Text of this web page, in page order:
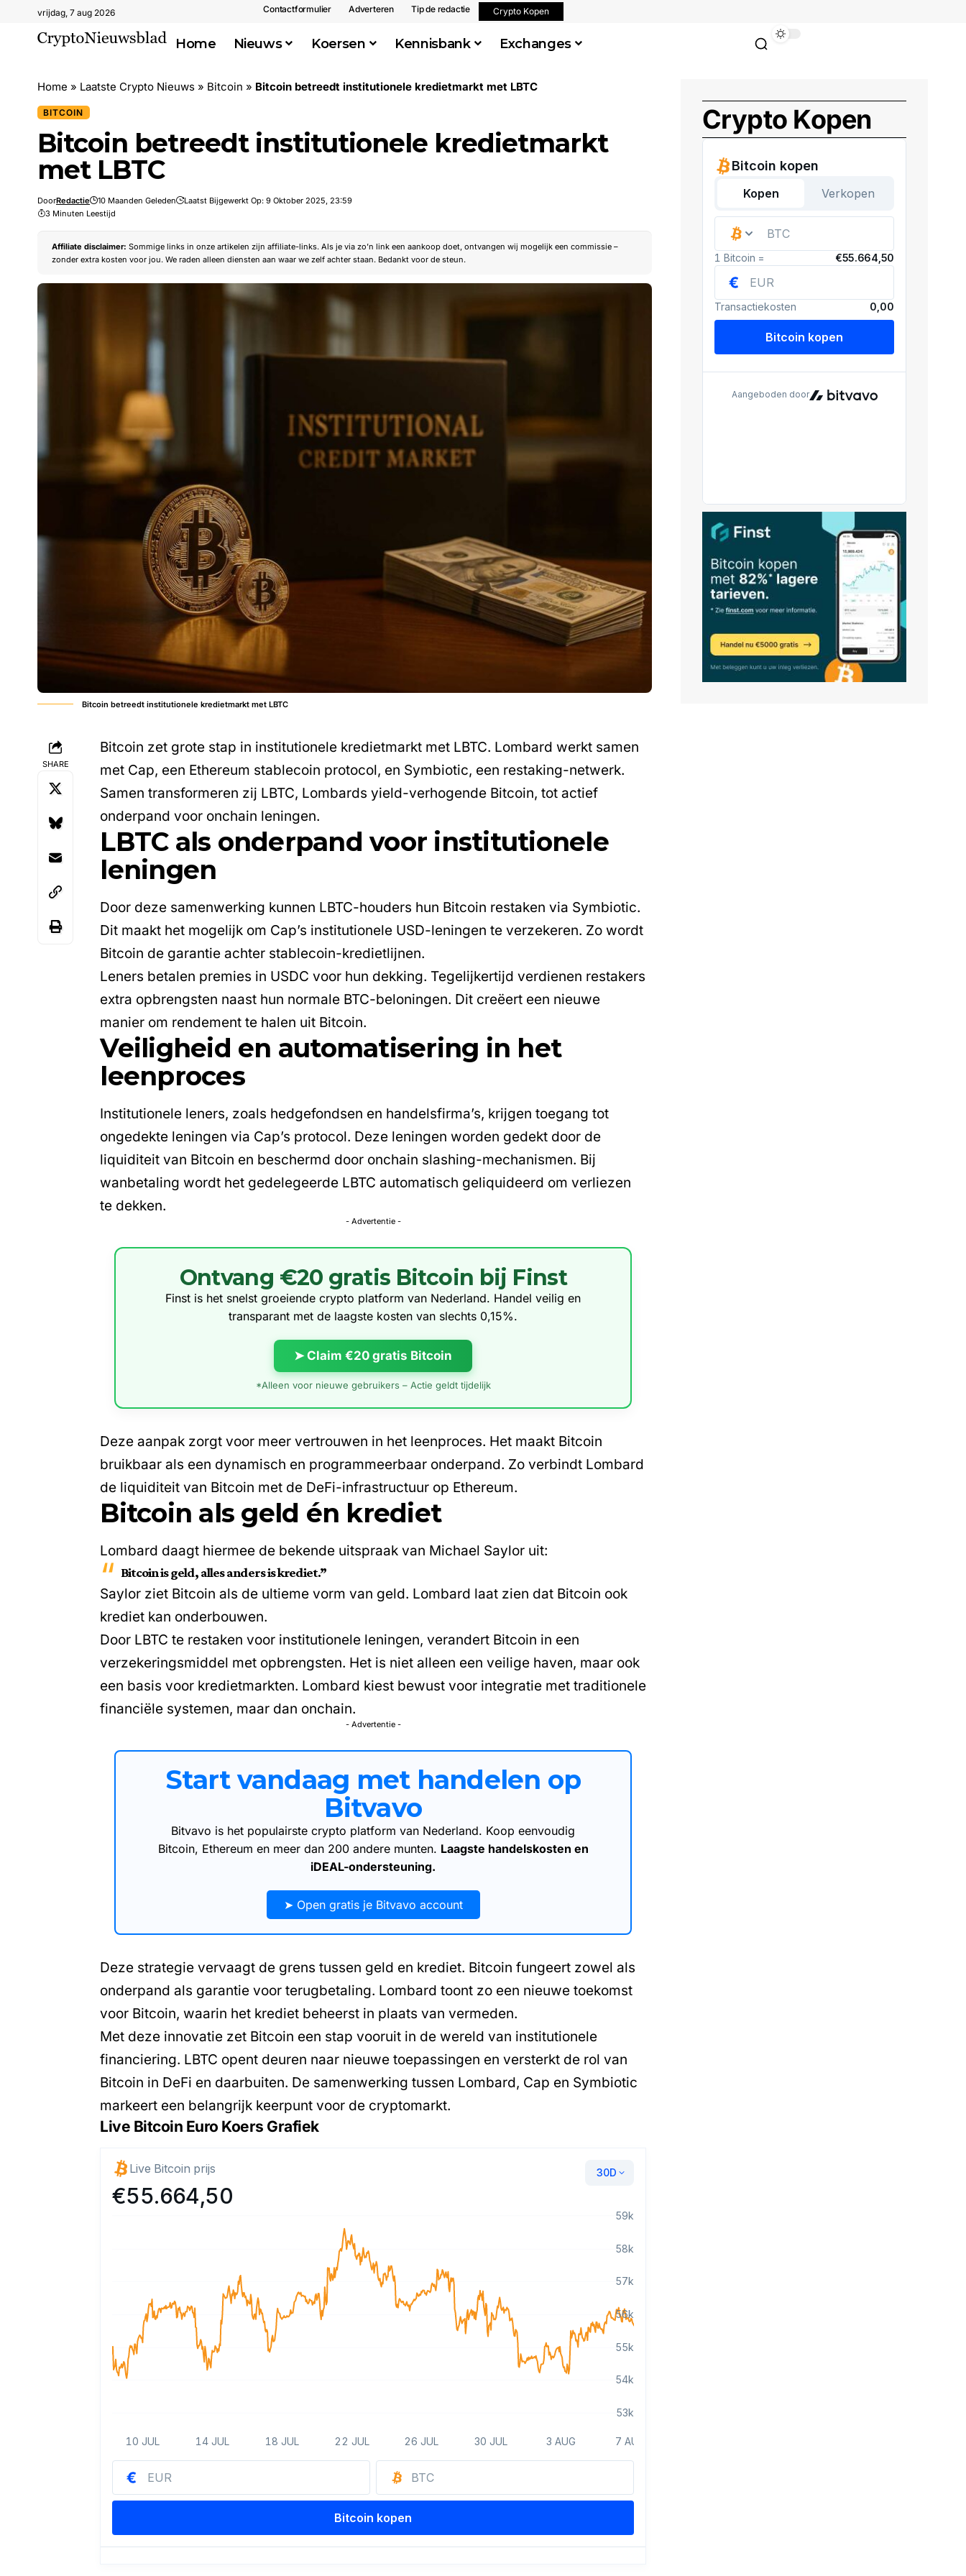
vrijdag, 7 aug 2026 Contactformulier Adverteren Tip de redactie Crypto Kopen
Home Nieuws Koersen Kennisbank Exchanges
Home » Laatste Crypto Nieuws » Bitcoin » Bitcoin betreedt institutionele kredietmarkt met LBTC
BITCOIN
Bitcoin betreedt institutionele kredietmarkt
met LBTC
DoorRedactie 10 Maanden Geleden
Laatst Bijgewerkt Op: 9 Oktober 2025, 23:59
3 Minuten Leestijd
Affiliate disclaimer: Sommige links in onze artikelen zijn affiliate-links. Als je via zo’n link een aankoop doet, ontvangen wij mogelijk een commissie –
zonder extra kosten voor jou. We raden alleen diensten aan waar we zelf achter staan. Bedankt voor de steun.
Bitcoin betreedt institutionele kredietmarkt met LBTC
SHARE
Bitcoin zet grote stap in institutionele kredietmarkt met LBTC. Lombard werkt samen
met Cap, een Ethereum stablecoin protocol, en Symbiotic, een restaking-netwerk.
Samen transformeren zij LBTC, Lombards yield-verhogende Bitcoin, tot actief
onderpand voor onchain leningen.
LBTC als onderpand voor institutionele
leningen
Door deze samenwerking kunnen LBTC-houders hun Bitcoin restaken via Symbiotic.
Dit maakt het mogelijk om Cap’s institutionele USD-leningen te verzekeren. Zo wordt
Bitcoin de garantie achter stablecoin-kredietlijnen.
Leners betalen premies in USDC voor hun dekking. Tegelijkertijd verdienen restakers
extra opbrengsten naast hun normale BTC-beloningen. Dit creëert een nieuwe
manier om rendement te halen uit Bitcoin.
Veiligheid en automatisering in het
leenproces
Institutionele leners, zoals hedgefondsen en handelsfirma’s, krijgen toegang tot
ongedekte leningen via Cap’s protocol. Deze leningen worden gedekt door de
liquiditeit van Bitcoin en beschermd door onchain slashing-mechanismen. Bij
wanbetaling wordt het gedelegeerde LBTC automatisch geliquideerd om verliezen
te dekken.
- Advertentie -
Ontvang €20 gratis Bitcoin bij Finst
Finst is het snelst groeiende crypto platform van Nederland. Handel veilig en
transparant met de laagste kosten van slechts 0,15%.
➤ Claim €20 gratis Bitcoin
*Alleen voor nieuwe gebruikers – Actie geldt tijdelijk
Deze aanpak zorgt voor meer vertrouwen in het leenproces. Het maakt Bitcoin
bruikbaar als een dynamisch en programmeerbaar onderpand. Zo verbindt Lombard
de liquiditeit van Bitcoin met de DeFi-infrastructuur op Ethereum.
Bitcoin als geld én krediet
Lombard daagt hiermee de bekende uitspraak van Michael Saylor uit:
Bitcoin is geld, alles anders is krediet.”
Saylor ziet Bitcoin als de ultieme vorm van geld. Lombard laat zien dat Bitcoin ook
krediet kan onderbouwen.
Door LBTC te restaken voor institutionele leningen, verandert Bitcoin in een
verzekeringsmiddel met opbrengsten. Het is niet alleen een veilige haven, maar ook
een basis voor kredietmarkten. Lombard kiest bewust voor integratie met traditionele
financiële systemen, maar dan onchain.
- Advertentie -
Start vandaag met handelen op
Bitvavo
Bitvavo is het populairste crypto platform van Nederland. Koop eenvoudig
Bitcoin, Ethereum en meer dan 200 andere munten. Laagste handelskosten en
iDEAL-ondersteuning.
➤ Open gratis je Bitvavo account
Deze strategie vervaagt de grens tussen geld en krediet. Bitcoin fungeert zowel als
onderpand als garantie voor terugbetaling. Lombard toont zo een nieuwe toekomst
voor Bitcoin, waarin het krediet beheerst in plaats van vermeden.
Met deze innovatie zet Bitcoin een stap vooruit in de wereld van institutionele
financiering. LBTC opent deuren naar nieuwe toepassingen en versterkt de rol van
Bitcoin in DeFi en daarbuiten. De samenwerking tussen Lombard, Cap en Symbiotic
markeert een belangrijk keerpunt voor de cryptomarkt.
Live Bitcoin Euro Koers Grafiek
Crypto Kopen